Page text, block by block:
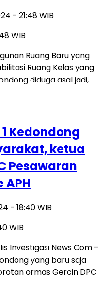
- 21:48 WIB
WIB
Ruang Baru yang
Ruang Kelas yang
diduga asal jadi,…
Kedondong
ketua
Pesawaran
APH
- 18:40 WIB
WIB
Investigasi News Com –
yang baru saja
ormas Gercin DPC